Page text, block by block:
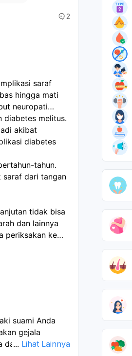
2
saraf
hingga mati
neuropati
diabetes melitus.
akibat
diabetes
tahun.
saraf dari tangan
tidak bisa
dan lainnya
periksakan ke
suami Anda
gejala
darah tinggi yang
... Lihat Lainnya